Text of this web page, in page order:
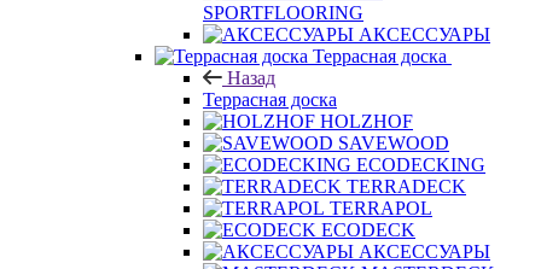
SPORTFLOORING
АКСЕССУАРЫ
Террасная доска
Назад
Террасная доска
HOLZHOF
SAVEWOOD
ECODECKING
TERRADECK
TERRAPOL
ECODECK
АКСЕССУАРЫ